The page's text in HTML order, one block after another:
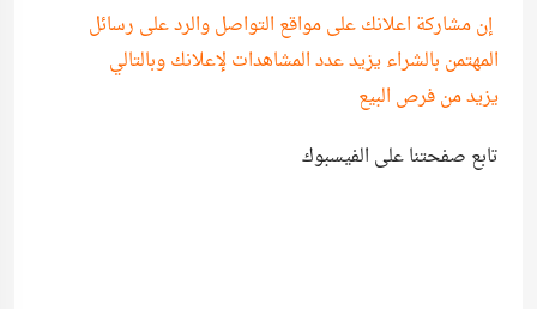
إن مشاركة اعلانك على مواقع التواصل والرد على رسائل
المهتمن بالشراء يزيد عدد المشاهدات لإعلانك وبالتالي
يزيد من فرص البيع
تابع صفحتنا على الفيسبوك